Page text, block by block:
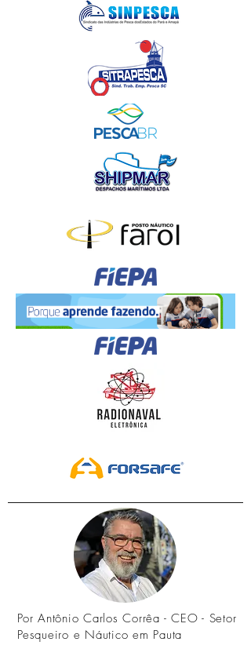
Por Antônio Carlos Corrêa - CEO - Setor
Pesqueiro e Náutico em Pauta